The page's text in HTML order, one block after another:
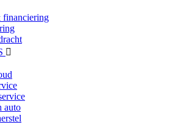
financiering
auto